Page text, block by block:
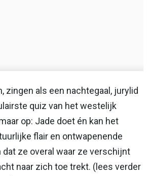
zingen als een nachtegaal, jurylid
quiz van het westelijk
op: Jade doet én kan het
flair en ontwapenende
ze overal waar ze verschijnt
naar zich toe trekt. (lees verder